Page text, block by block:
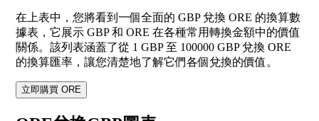
在上表中，您將看到一個全面的 GBP 兌換 ORE 的換算數
據表，它展示 GBP 和 ORE 在各種常用轉換金額中的價值
關係。該列表涵蓋了從 1 GBP 至 100000 GBP 兌換 ORE
的換算匯率，讓您清楚地了解它們各個兌換的價值。
立即購買 ORE